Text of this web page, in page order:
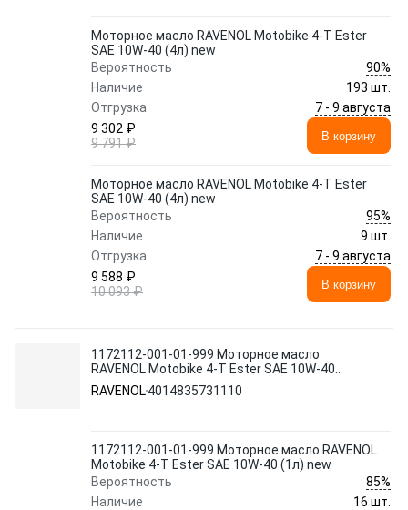
Моторное масло RAVENOL Motobike 4-T Ester
SAE 10W-40 (4л) new
Вероятность
90%
Наличие
193 шт.
Отгрузка
7 - 9 августа
9 302 ₽
9 791 ₽
В корзину
Моторное масло RAVENOL Motobike 4-T Ester
SAE 10W-40 (4л) new
Вероятность
95%
Наличие
9 шт.
Отгрузка
7 - 9 августа
9 588 ₽
10 093 ₽
В корзину
1172112-001-01-999 Моторное масло
RAVENOL Motobike 4-T Ester SAE 10W-40
(1л) new
RAVENOL4014835731110
1172112-001-01-999 Моторное масло RAVENOL
Motobike 4-T Ester SAE 10W-40 (1л) new
Вероятность
85%
Наличие
16 шт.